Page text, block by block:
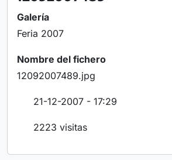
Galería
Feria 2007
Nombre del fichero
12092007489.jpg
21-12-2007 - 17:29
2223 visitas